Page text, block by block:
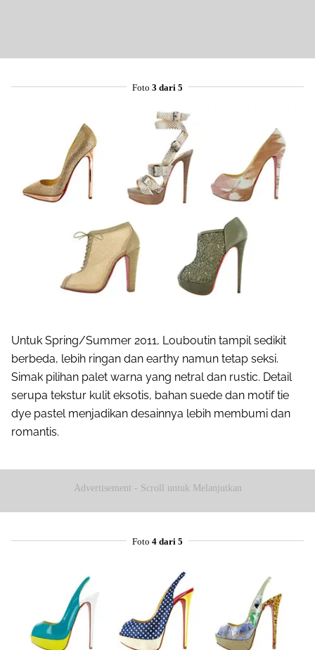
Foto 3 dari 5
Untuk Spring/Summer 2011, Louboutin tampil sedikit
berbeda, lebih ringan dan earthy namun tetap seksi.
Simak pilihan palet warna yang netral dan rustic. Detail
serupa tekstur kulit eksotis, bahan suede dan motif tie
dye pastel menjadikan desainnya lebih membumi dan
romantis.
Advertisement - Scroll untuk Melanjutkan
Foto 4 dari 5